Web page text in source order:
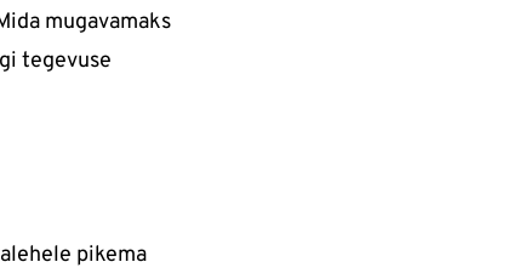
mugavamaks
tegevuse
pikema